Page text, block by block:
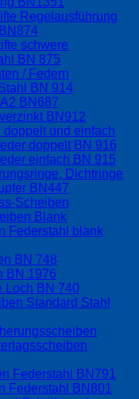
Regelausführung
schwere
BN 875
/ Federn
BN 914
BN687
BN912
doppelt und einfach
doppelt BN 916
einfach BN 915
Dichtringe
BN447
Scheiben
Blank
Federstahl blank
BN 748
BN 1976
Loch BN 740
Standard Stahl
Federstahl BN791
Federstahl BN801